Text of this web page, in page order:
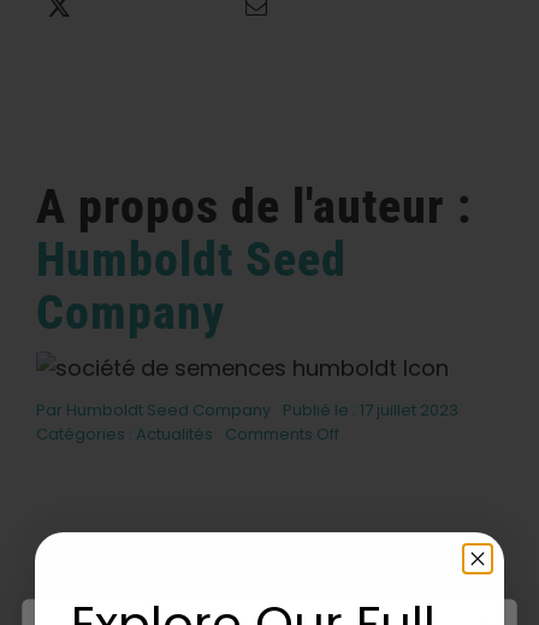
A propos de l'auteur :
Humboldt Seed
Company
Par Humboldt Seed Company Publié le : 17 juillet 2023
Catégories : Actualités Comments Offon
Articles connexes